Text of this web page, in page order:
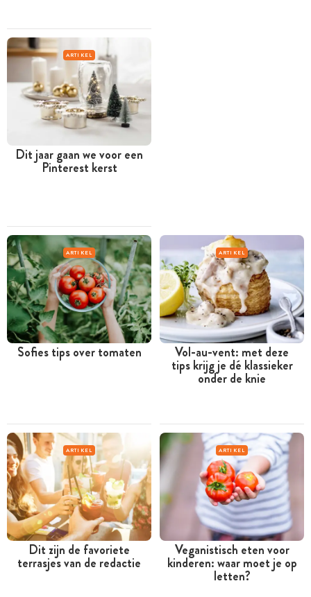
ARTIKEL
Dit jaar gaan we voor een
Pinterest kerst
ARTIKEL
Sofies tips over tomaten
ARTIKEL
Vol-au-vent: met deze
tips krijg je dé klassieker
onder de knie
ARTIKEL
Dit zijn de favoriete
terrasjes van de redactie
ARTIKEL
Veganistisch eten voor
kinderen: waar moet je op
letten?